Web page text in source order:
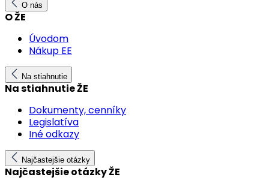
O nás
O ŽE
Úvodom
Nákup EE
Na stiahnutie
Na stiahnutie ŽE
Dokumenty, cenníky
Legislatíva
Iné odkazy
Najčastejšie otázky
Najčastejšie otázky ŽE